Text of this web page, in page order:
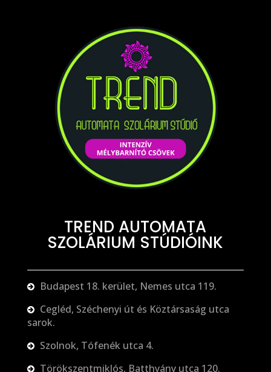
TREND AUTOMATA
SZOLÁRIUM STÚDIÓINK
Budapest 18. kerület, Nemes utca 119.
Cegléd, Széchenyi út és Köztársaság utca
sarok.
Szolnok, Tófenék utca 4.
Törökszentmiklós, Batthyány utca 120.